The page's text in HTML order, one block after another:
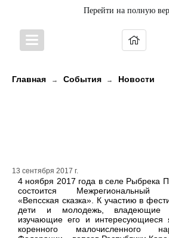
Перейти на полную
Главная → События → Новости
13 сентября 2017 г.
4 ноября 2017 года в селе Рыбрека
состоится Межрегиональный
«Вепсская сказка». К участию в
дети и молодежь, владеющие
изучающие его и интересующиеся
коренного малочисленного